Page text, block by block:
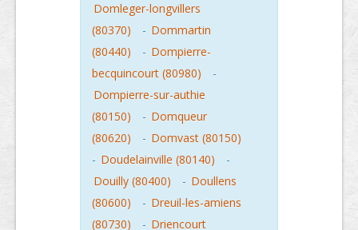
Domleger-longvillers
(80370)
- Dommartin
(80440)
- Dompierre-
becquincourt (80980)
-
Dompierre-sur-authie
(80150)
- Domqueur
(80620)
- Domvast (80150)
- Doudelainville (80140)
-
Douilly (80400)
- Doullens
(80600)
- Dreuil-les-amiens
(80730)
- Driencourt